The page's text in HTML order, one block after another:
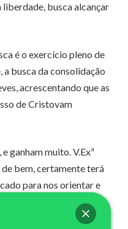
liberdade, busca alcançar
é o exercício pleno de
a busca da consolidação
acrescentando que as
de Cristovam
ganham muito. V.Exª
bem, certamente terá
para nos orientar e
mas um novo caminho.
pública”, afirmou o